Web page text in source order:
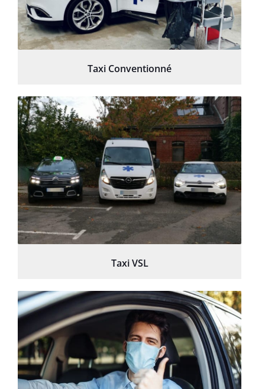
Taxi Conventionné
Taxi VSL